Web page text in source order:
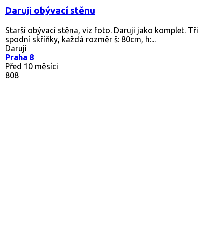
Daruji obývací stěnu
Starší obývací stěna, viz foto. Daruji jako komplet. Tři
spodní skříňky, každá rozměr š: 80cm, h:...
Daruji
Praha 8
Před 10 měsíci
808